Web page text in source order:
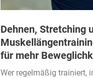
Dehnen, Stretching
für mehr
Wer regelmäßig trainiert,